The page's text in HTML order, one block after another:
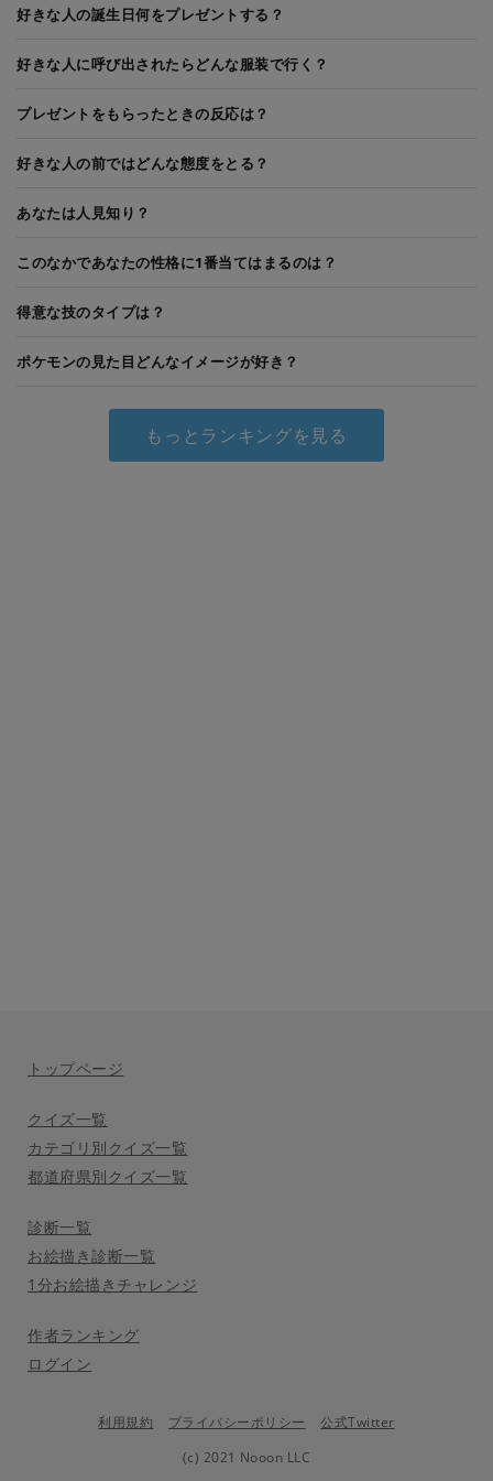
好きな人の誕生日何をプレゼントする？
好きな人に呼び出されたらどんな服装で行く？
プレゼントをもらったときの反応は？
好きな人の前ではどんな態度をとる？
あなたは人見知り？
このなかであなたの性格に1番当てはまるのは？
得意な技のタイプは？
ポケモンの見た目どんなイメージが好き？
もっとランキングを見る
トップページ
クイズ一覧
カテゴリ別クイズ一覧
都道府県別クイズ一覧
診断一覧
お絵描き診断一覧
1分お絵描きチャレンジ
作者ランキング
ログイン
利用規約 プライバシーポリシー
公式Twitter
(c) 2021 Nooon LLC